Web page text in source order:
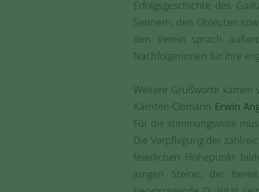
Erfolgsgeschichte des
Sennern, den Obleuten
den Verein sprach
Nachfolgerinnen für ihre
Weitere Grußworte kamen
Kärnten-Obmann Erwin
Für die stimmungsvolle
Die Verpflegung der
feierlichen Höhepunkt
jungen Steirer, der